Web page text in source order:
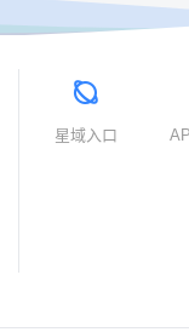
星域入口